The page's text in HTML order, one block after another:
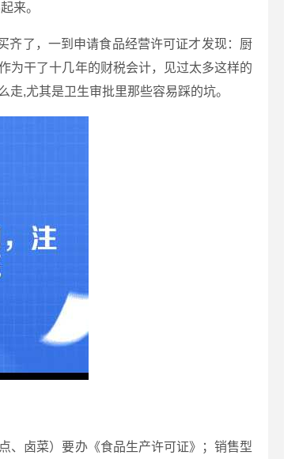
来。
齐了，一到申请食品经营许可证才发现：厨
为干了十几年的财税会计，见过太多这样的
,尤其是卫生审批里那些容易踩的坑。
、卤菜）要办《食品生产许可证》；销售型